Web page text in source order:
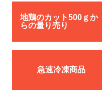
地鶏のカット500ｇか
らの量り売り
急速冷凍商品